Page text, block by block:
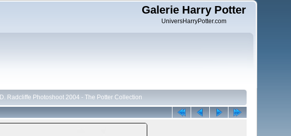
Galerie Harry Potter
UniversHarryPotter.com
D. Radcliffe Photoshoot 2004 - The Potter Collection